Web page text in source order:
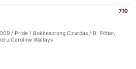
7.10
/ Pride / Bokkesprong Czardas / B: Pötter,
u.Caroline Wallays